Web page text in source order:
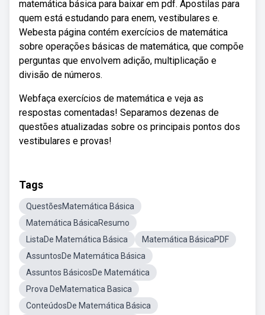
matemática básica para baixar em pdf. Apostilas para
quem está estudando para enem, vestibulares e.
Webesta página contém exercícios de matemática
sobre operações básicas de matemática, que compõe
perguntas que envolvem adição, multiplicação e
divisão de números.
Webfaça exercícios de matemática e veja as
respostas comentadas! Separamos dezenas de
questões atualizadas sobre os principais pontos dos
vestibulares e provas!
Tags
QuestõesMatemática Básica
Matemática BásicaResumo
ListaDe Matemática Básica
Matemática BásicaPDF
AssuntosDe Matemática Básica
Assuntos BásicosDe Matemática
Prova DeMatematica Basica
ConteúdosDe Matemática Básica